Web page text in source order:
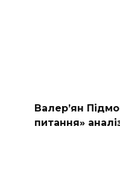
Валер’ян
питання»